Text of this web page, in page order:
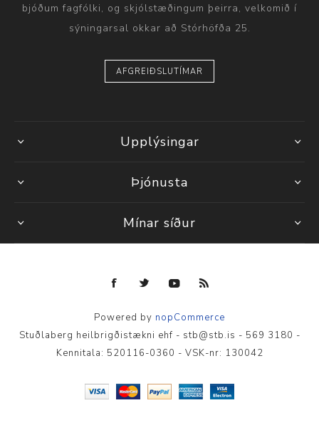
bjóðum fagfólki, og skjólstæðingum þeirra, velkomið í
sýningarsal okkar að Stórhöfða 25.
AFGREIÐSLUTÍMAR
Upplýsingar
Þjónusta
Mínar síður
Powered by nopCommerce
Stuðlaberg heilbrigðistækni ehf - stb@stb.is - 569 3180 -
Kennitala: 520116-0360 - VSK-nr: 130042